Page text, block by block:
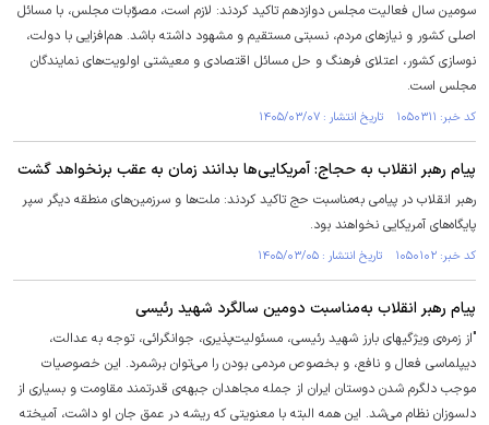
سومین سال فعالیت مجلس دوازدهم تاکید کردند: لازم است، مصوّبات مجلس، با مسائل
اصلی کشور و نیازهای مردم، نسبتی مستقیم و مشهود داشته باشد. هم‌افزایی با دولت،
نوسازی کشور، اعتلای فرهنگ و حل مسائل اقتصادی و معیشتی اولویت‌های نمایندگان
مجلس است.
کد خبر: ۱۰۵۰۳۱۱ تاریخ انتشار : ۱۴۰۵/۰۳/۰۷
پیام رهبر انقلاب به حجاج: آمریکایی‌ها بدانند زمان به عقب برنخواهد گشت
رهبر انقلاب در پیامی به‌مناسبت حج تاکید کردند: ملت‌ها و سرزمین‌های منطقه دیگر سپر
پایگاه‌های آمریکایی نخواهند بود.
کد خبر: ۱۰۵۰۱۰۲ تاریخ انتشار : ۱۴۰۵/۰۳/۰۵
پیام رهبر انقلاب به‌مناسبت دومین سالگرد شهید رئیسی
"از زمره‌ی ویژگیهای بارز شهید رئیسی، مسئولیت‌پذیری، جوانگرائی، توجه به عدالت،
دیپلماسی فعال و نافع، و بخصوص مردمی بودن را می‌توان برشمرد. این خصوصیات
موجب دلگرم شدن دوستان ایران از جمله مجاهدان جبهه‌ی قدرتمند مقاومت و بسیاری از
دلسوزان نظام می‌شد. این همه البته با معنویتی که ریشه در عمق جان او داشت، آمیخته